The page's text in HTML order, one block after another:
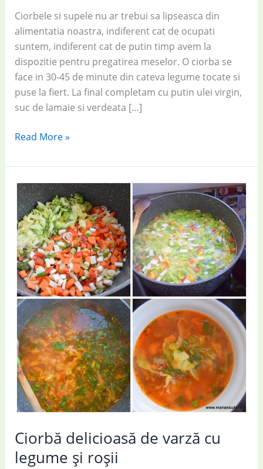
Ciorbele si supele nu ar trebui sa lipseasca din
alimentatia noastra, indiferent cat de ocupati
suntem, indiferent cat de putin timp avem la
dispozitie pentru pregatirea meselor. O ciorba se
face in 30-45 de minute din cateva legume tocate si
puse la fiert. La final completam cu putin ulei virgin,
suc de lamaie si verdeata […]
Retete
si
simple:
Ciorba
de
legume
cu
somon
afumat
Read More »
Ciorbă delicioasă de varză cu
legume și roșii